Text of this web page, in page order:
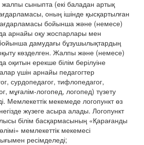
сыныпта (екі баладан артық
оның ішінде қысқартылған
бойынша және (немесе)
арнайы оқу жоспарлары мен
дамудағы бұзушылықтардың
көзделген. Жалпы және (немесе)
оқитын ерекше білім берілуіне
үшін арнайы педагогтер
сурдопедагог, тифлопедагог,
мұғалім-логопед, логопед) түзету
Мемлекеттік мекемеде логопункт өз
жүзеге асыра алады. Логопункт
білім басқармасының «Қарағанды
мемлекеттік мекемесі
ресімделеді;